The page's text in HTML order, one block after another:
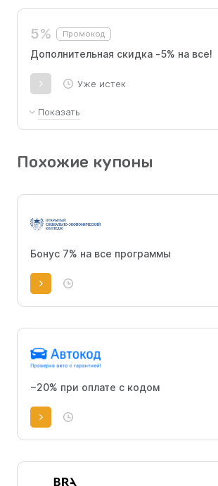
рублей за раз, скидка
5% Промокод
Дополнительная скидка -5% на все!
Уже истек
Показать
Похожие купоны
Бонус 7% на все программы
−20% при оплате с кодом